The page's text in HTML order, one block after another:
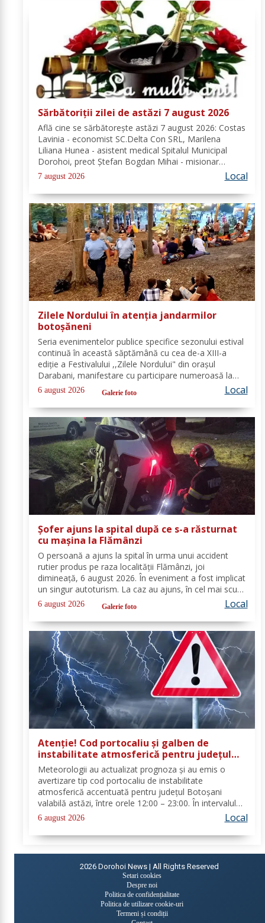
Sărbătoriții zilei de astăzi 7 august 2026
Află cine se sărbătoreşte astăzi 7 august 2026: Costas
Lavinia - economist SC.Delta Con SRL, Marilena
Liliana Hunea - asistent medical Spitalul Municipal
Dorohoi, preot Ștefan Bogdan Mihai - misionar
protopopesc Protopopiatul Dorohoi, Marcela Simona
Vieru - profesor Grup Școlar Alexandru Vlahuță...
7 august 2026 Local
Zilele Nordului în atenția jandarmilor
botoșăneni
Seria evenimentelor publice specifice sezonului estival
continuă în această săptămână cu cea de-a XIII-a
ediție a Festivalului ,,Zilele Nordului" din orașul
Darabani, manifestare cu participare numeroasă la
care Inspectoratul de Jandarmi Județean Botoșani, în
cooperare cu partenerii instituționali,...
6 august 2026 Galerie foto Local
Șofer ajuns la spital după ce s-a răsturnat
cu mașina la Flămânzi
O persoană a ajuns la spital în urma unui accident
rutier produs pe raza localității Flămânzi, joi
dimineață, 6 august 2026. În eveniment a fost implicat
un singur autoturism. La caz au ajuns, în cel mai scurt
timp, pompierii din cadrul Punctului de Lucru Flămânzi,
cu o autospecială de stingere și...
6 august 2026 Galerie foto Local
Atenție! Cod portocaliu și galben de
instabilitate atmosferică pentru județul
Botoșani
Meteorologii au actualizat prognoza și au emis o
avertizare tip cod portocaliu de instabilitate
atmosferică accentuată pentru județul Botoșani
valabilă astăzi, între orele 12:00 – 23:00. În intervalul
menționat vor fi perioade cu instabilitate atmosferică
accentuată ce se va manifesta prin...
6 august 2026 Local
2026 Dorohoi News | All Rights Reserved
Setari cookies
Despre noi
Politica de confidențialitate
Politica de utilizare cookie-uri
Termeni și condiții